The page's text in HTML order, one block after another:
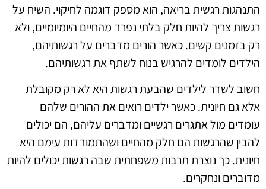
התנהגות רגשית בריאה, הוא מספק דוגמה לחיקוי. השיח על
רגשות צריך להיות חלק בלתי נפרד מהחיים היומיומיים, ולא
רק בזמנים קשים. כאשר הורים מדברים על רגשותיהם,
הילדים לומדים להרגיש בנוח לשתף את רגשותיהם.
חשוב לשדר לילדים שהבעת רגשות היא לא רק מקובלת
אלא גם חיונית. כאשר ילדים רואים את ההורים שלהם
עומדים מול אתגרים רגשיים ומדברים עליהם, הם יכולים
להבין שהרגשות הם חלק מהחיים ושהתמודדות עימם היא
חיונית. כך נוצרת תרבות משפחתית שבה רגשות יכולים להיות
מדוברים ונחקרים.